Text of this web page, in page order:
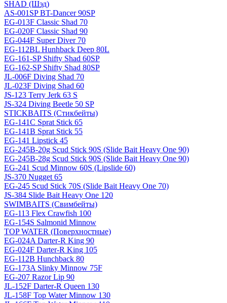
SHAD (Шэд)
AS-001SP BT-Dancer 90SP
EG-013F Classic Shad 70
EG-020F Classic Shad 90
EG-044F Super Diver 70
EG-112BL Hunhback Deep 80L
EG-161-SP Shifty Shad 60SP
EG-162-SP Shifty Shad 80SP
JL-006F Diving Shad 70
JL-023F Diving Shad 60
JS-123 Terry Jerk 63 S
JS-324 Diving Beetle 50 SP
STICKBAITS (Стикбейты)
EG-141C Sprat Stick 65
EG-141B Sprat Stick 55
EG-141 Lipstick 45
EG-245B-20g Scud Stick 90S (Slide Bait Heavy One 90)
EG-245B-28g Scud Stick 90S (Slide Bait Heavy One 90)
EG-241 Scud Minnow 60S (Lipslide 60)
JS-370 Nugget 65
EG-245 Scud Stick 70S (Slide Bait Heavy One 70)
JS-384 Slide Bait Heavy One 120
SWIMBAITS (Свимбейты)
EG-113 Flex Crawfish 100
EG-154S Salmonid Minnow
TOP WATER (Поверхностные)
EG-024A Darter-R King 90
EG-024F Darter-R King 105
EG-112B Hunchback 80
EG-173A Slinky Minnow 75F
EG-207 Razor Lip 90
JL-152F Darter-R Queen 130
JL-158F Top Water Minnow 130